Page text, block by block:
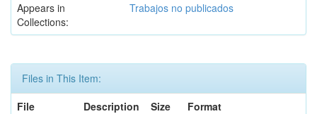
Appears in
Collections:
Trabajos no publicados
Files in This Item:
File
Description Size
Format